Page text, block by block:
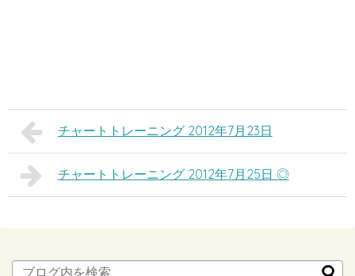
チャートトレーニング 2012年7月23日
チャートトレーニング 2012年7月25日 ◎